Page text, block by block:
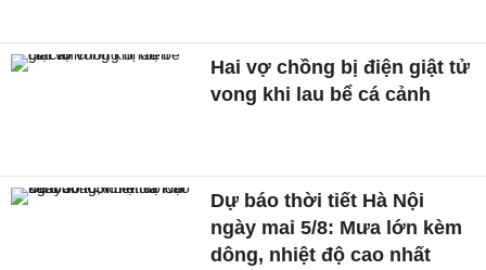
Hai vợ chồng bị điện giật tử
vong khi lau bể cá cảnh
Dự báo thời tiết Hà Nội
ngày mai 5/8: Mưa lớn kèm
dông, nhiệt độ cao nhất